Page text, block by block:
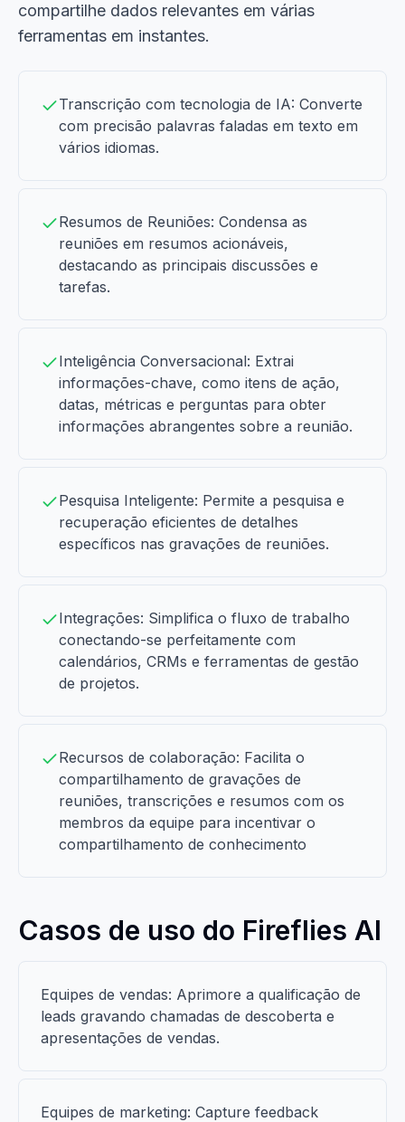
compartilhe dados relevantes em várias
ferramentas em instantes.
Transcrição com tecnologia de IA: Converte
com precisão palavras faladas em texto em
vários idiomas.
Resumos de Reuniões: Condensa as
reuniões em resumos acionáveis,
destacando as principais discussões e
tarefas.
Inteligência Conversacional: Extrai
informações-chave, como itens de ação,
datas, métricas e perguntas para obter
informações abrangentes sobre a reunião.
Pesquisa Inteligente: Permite a pesquisa e
recuperação eficientes de detalhes
específicos nas gravações de reuniões.
Integrações: Simplifica o fluxo de trabalho
conectando-se perfeitamente com
calendários, CRMs e ferramentas de gestão
de projetos.
Recursos de colaboração: Facilita o
compartilhamento de gravações de
reuniões, transcrições e resumos com os
membros da equipe para incentivar o
compartilhamento de conhecimento
Casos de uso do Fireflies AI
Equipes de vendas: Aprimore a qualificação de
leads gravando chamadas de descoberta e
apresentações de vendas.
Equipes de marketing: Capture feedback